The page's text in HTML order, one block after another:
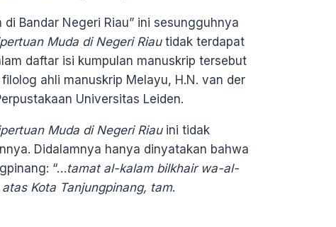
Bandar Negeri Riau” ini sesungguhnya
Muda di Negeri Riautidak terdapat
daftar isi kumpulan manuskrip tersebut
ahli manuskrip Melayu, H.N. van der
Universitas Leiden.
Muda di Negeri Riauini tidak
Didalamnya hanya dinyatakan bahwa
“…tamat al-kalam bilkhair wa-al-
Kota Tanjungpinang, tam.